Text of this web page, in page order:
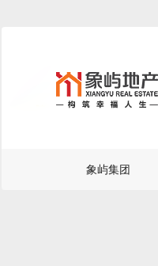
象屿集团